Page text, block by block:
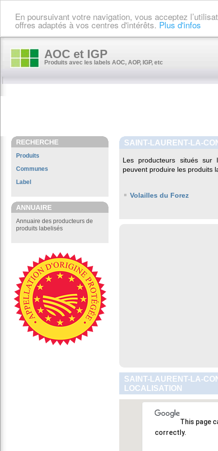
En poursuivant votre navigation, vous acceptez
offres adaptés à vos centres d'intérêts. Plus d'infos
AOC et IGP
Produits avec les labels AOC, AOP, IGP, etc
RECHERCHE
Produits
Communes
Label
ANNUAIRE
Annuaire des producteurs de
produits labelisés
SAINT-LAURENT-LA-
Les producteurs situés
peuvent produire les produits
Volailles du Forez
SAINT-LAURENT-LA-
LOCALISATION
This page
correctly.